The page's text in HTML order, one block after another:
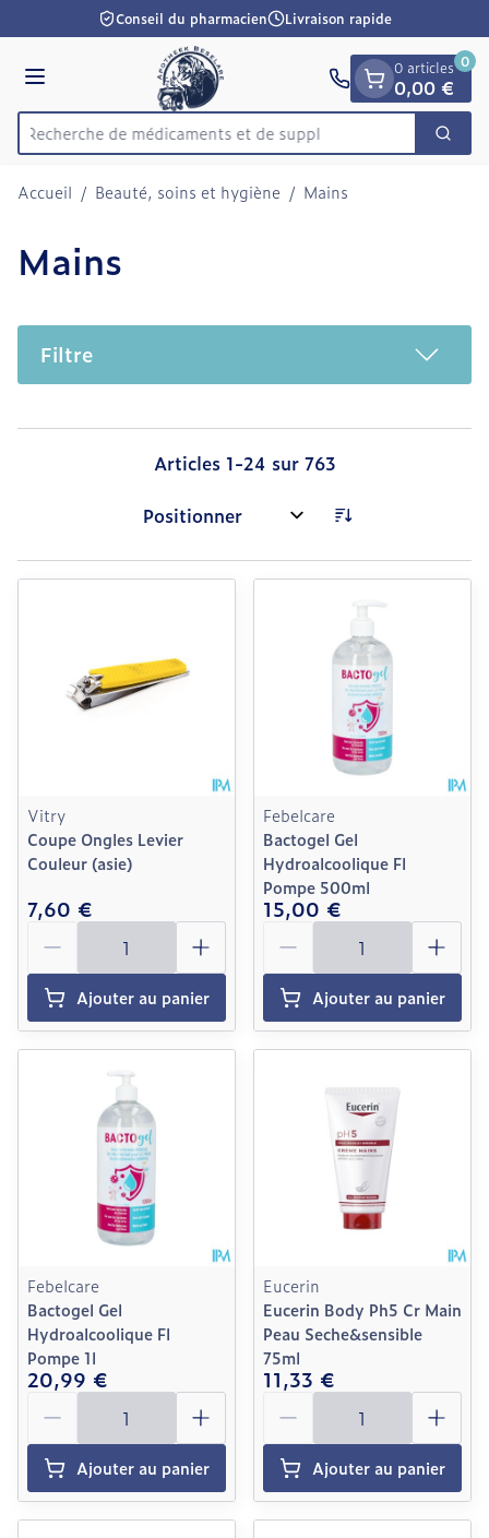
Aller au contenu
1 de 1
Conseil du pharmacien Livraison rapide
Menu
Rechercher
Recherche de médic
0 articles
0,00 €
0
Accueil / Beauté, soins et hygiène / Mains
Mains
Filtre
Articles 1-24 sur 763
Trier par:
Vitry
Coupe Ongles Levier
Couleur (asie)
7,60 €
Quantité
Ajouter au panier
Febelcare
Bactogel Gel
Hydroalcoolique Fl
Pompe 500ml
15,00 €
Quantité
Ajouter au panier
Febelcare
Bactogel Gel
Hydroalcoolique Fl
Pompe 1l
20,99 €
Quantité
Ajouter au panier
Eucerin
Eucerin Body Ph5 Cr Main
Peau Seche&sensible
75ml
11,33 €
Quantité
Ajouter au panier